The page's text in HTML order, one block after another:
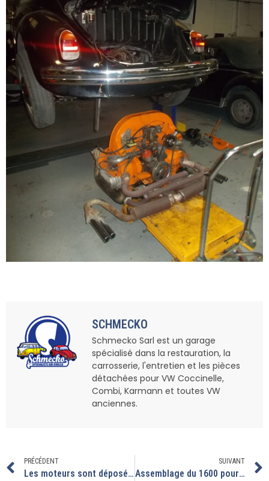
SCHMECKO
Schmecko Sarl est un garage
spécialisé dans la restauration, la
carrosserie, l'entretien et les pièces
détachées pour VW Coccinelle,
Combi, Karmann et toutes VW
anciennes.
PRÉCÉDENT
Les moteurs sont déposés les uns après les autres.
SUIVANT
Assemblage du 1600 pour le Karmann…